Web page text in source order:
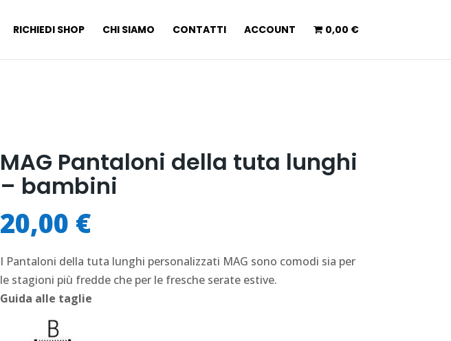
RICHIEDI SHOP CHI SIAMO CONTATTI ACCOUNT 0,00 €
MAG Pantaloni della tuta lunghi
– bambini
20,00 €
I Pantaloni della tuta lunghi personalizzati MAG sono comodi sia per
le stagioni più fredde che per le fresche serate estive.
Guida alle taglie